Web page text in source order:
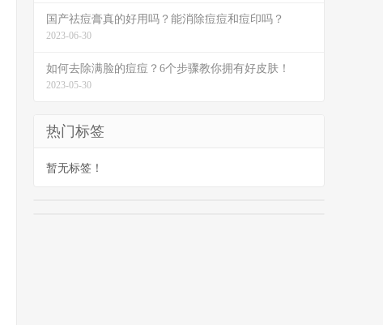
国产祛痘膏真的好用吗？能消除痘痘和痘印吗？
2023-06-30
如何去除满脸的痘痘？6个步骤教你拥有好皮肤！
2023-05-30
热门标签
暂无标签！